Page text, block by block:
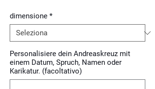
dimensione *
Personalisiere dein Andreaskreuz mit
einem Datum, Spruch, Namen oder
Karikatur. (facoltativo)